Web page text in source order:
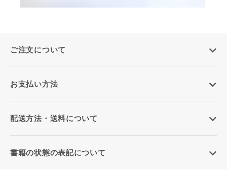
ご注文について
お支払い方法
配送方法・送料について
書籍の状態の表記について